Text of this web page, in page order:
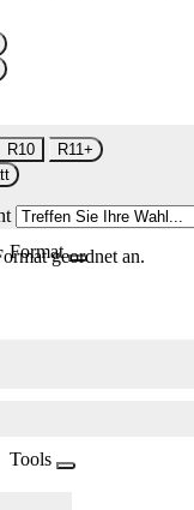
R10
R11+
Formatgeordnet an.
Tools